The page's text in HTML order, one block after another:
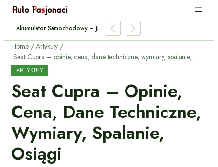
Akumulator Samochodowy – Jak Sprawdzić Stan I Wymienić?
Home
Artykuły
Seat Cupra – opinie, cena, dane techniczne, wymiary, spalanie, osiągi
ARTYKUŁY
Seat Cupra – Opinie,
Cena, Dane Techniczne,
Wymiary, Spalanie,
Osiągi